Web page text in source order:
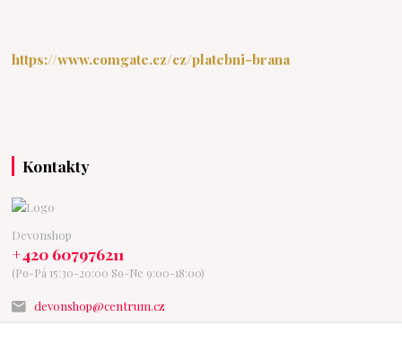
https://www.comgate.cz/cz/platebni-brana
Kontakty
Devonshop
+420 607976211
(Po-Pá 15:30-20:00 So-Ne 9:00-18:00)
devonshop@centrum.cz